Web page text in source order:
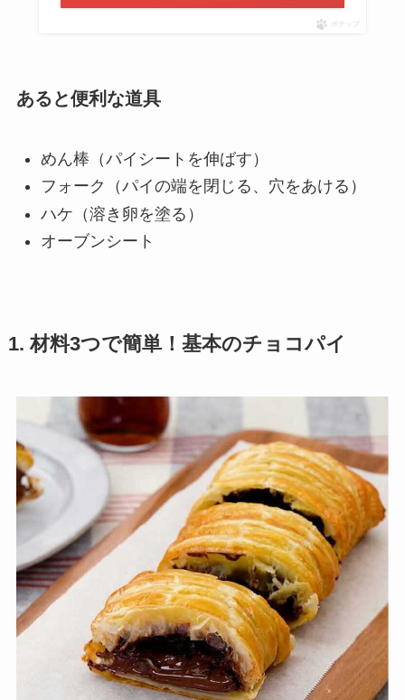
ポチップ
あると便利な道具
めん棒（パイシートを伸ばす）
フォーク（パイの端を閉じる、穴をあける）
ハケ（溶き卵を塗る）
オーブンシート
1. 材料3つで簡単！基本のチョコパイ